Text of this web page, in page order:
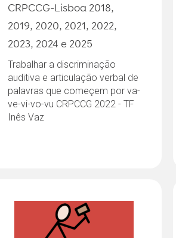
CRPCCG-Lisboa 2018,
2019, 2020, 2021, 2022,
2023, 2024 e 2025
Trabalhar a discriminação
auditiva e articulação verbal de
palavras que começem por va-
ve-vi-vo-vu CRPCCG 2022 - TF
Inês Vaz